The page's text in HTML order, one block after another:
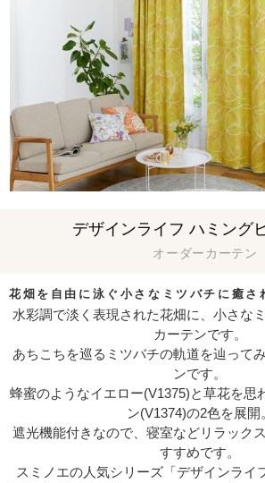
花畑を自由に泳ぐ小さなミツバチに癒さ
オーダーカーテン
デザインライフ ハミング
水彩調で淡く表現された花畑に、小さな
カーテンです。
あちこちを巡るミツバチの軌道を辿って
ンです。
蜂蜜のようなイエロー(V1375)と草花を思
ン(V1374)の2色を展開。
遮光機能付きなので、寝室などリラック
すすめです。
スミノエの人気シリーズ「デザインライ